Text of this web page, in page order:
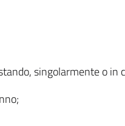
singolarmente o